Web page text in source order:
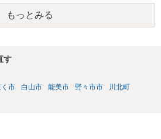
の一般的にはそのような事実上の不利益
もっとみる
す
市 白山市 能美市 野々市市
川北町